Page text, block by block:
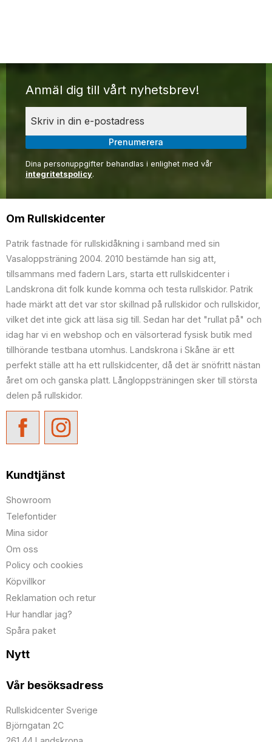
Anmäl dig till vårt nyhetsbrev!
Prenumerera
Dina personuppgifter behandlas i enlighet med vår
integritetspolicy.
Om Rullskidcenter
Patrik fastnade för rullskidåkning i samband med sin
Vasaloppsträning 2004. 2010 bestämde han sig att,
tillsammans med fadern Lars, starta ett rullskidcenter i
Landskrona dit folk kunde komma och testa rullskidor. Patrik
hade märkt att det var stor skillnad på rullskidor och rullskidor,
vilket det inte gick att läsa sig till. Sedan har det "rullat på" och
idag har vi en webshop och en välsorterad fysisk butik med
tillhörande testbana utomhus. Landskrona i Skåne är ett
perfekt ställe att ha ett rullskidcenter, då det är snöfritt nästan
året om och ganska platt. Långloppsträningen sker till största
delen på rullskidor.
Kundtjänst
Showroom
Telefontider
Mina sidor
Om oss
Policy och cookies
Köpvillkor
Reklamation och retur
Hur handlar jag?
Spåra paket
Nytt
Vår besöksadress
Rullskidcenter Sverige
Björngatan 2C